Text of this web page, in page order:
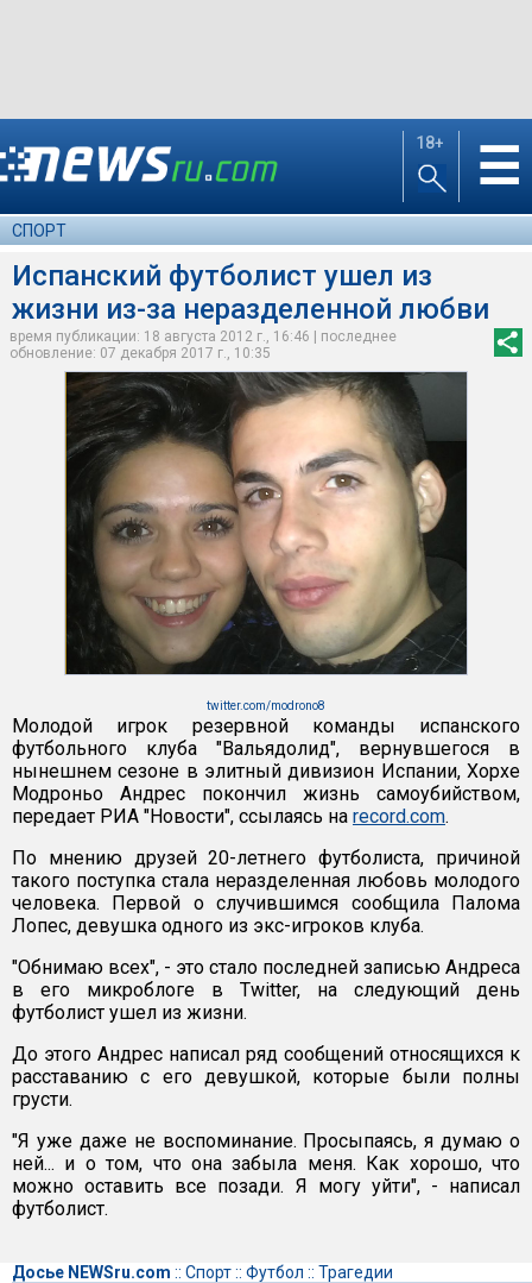
18+ ☰
СПОРТ
Испанский футболист ушел из
жизни из-за неразделенной любви
время публикации: 18 августа 2012 г., 16:46 | последнее
обновление: 07 декабря 2017 г., 10:35
twitter.com/modrono8
Молодой игрок резервной команды испанского
футбольного клуба "Вальядолид", вернувшегося в
нынешнем сезоне в элитный дивизион Испании, Хорхе
Модроньо Андрес покончил жизнь самоубийством,
передает РИА "Новости", ссылаясь на record.com.
По мнению друзей 20-летнего футболиста, причиной
такого поступка стала неразделенная любовь молодого
человека. Первой о случившимся сообщила Палома
Лопес, девушка одного из экс-игроков клуба.
"Обнимаю всех", - это стало последней записью Андреса
в его микроблоге в Twitter, на следующий день
футболист ушел из жизни.
До этого Андрес написал ряд сообщений относящихся к
расставанию с его девушкой, которые были полны
грусти.
"Я уже даже не воспоминание. Просыпаясь, я думаю о
ней... и о том, что она забыла меня. Как хорошо, что
можно оставить все позади. Я могу уйти", - написал
футболист.
Досье NEWSru.com :: Спорт:: Футбол :: Трагедии